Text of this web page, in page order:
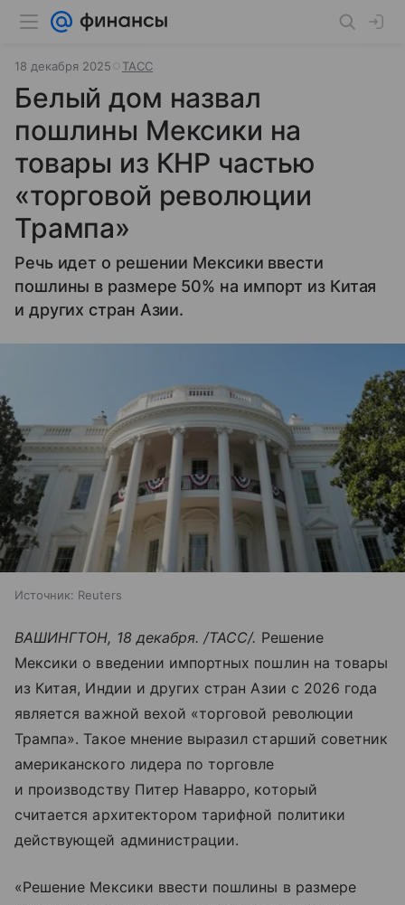
18 декабря 2025 ТАСС
Белый дом назвал
пошлины Мексики на
товары из КНР частью
«торговой революции
Трампа»
Речь идет о решении Мексики ввести
пошлины в размере 50% на импорт из Китая
и других стран Азии.
Источник: Reuters
ВАШИНГТОН, 18 декабря. /ТАСС/. Решение
Мексики о введении импортных пошлин на товары
из Китая, Индии и других стран Азии с 2026 года
является важной вехой «торговой революции
Трампа». Такое мнение выразил старший советник
американского лидера по торговле
и производству Питер Наварро, который
считается архитектором тарифной политики
действующей администрации.
«Решение Мексики ввести пошлины в размере